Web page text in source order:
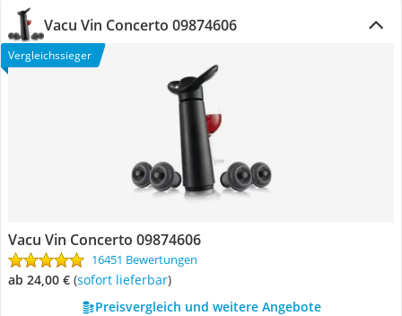
Vacu Vin Concerto 09874606
Vergleichssieger
Vacu Vin Concerto 09874606
16451 Bewertungen
ab 24,00 € ( Sofort lieferbar)
Preisvergleich und weitere Angebote